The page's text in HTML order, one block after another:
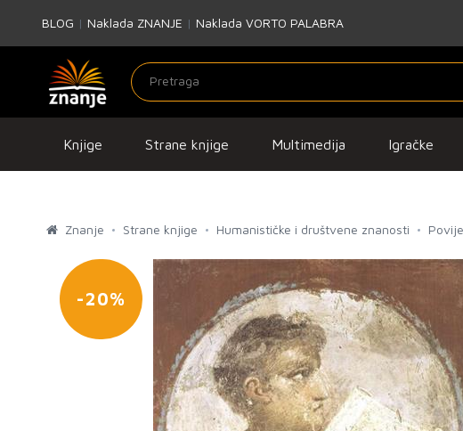
BLOG | Naklada ZNANJE | Naklada VORTO PALABRA
Knjige Strane knjige Multimedija Igračke
Znanje Strane knjige Humanističke i društvene znanosti
-20%